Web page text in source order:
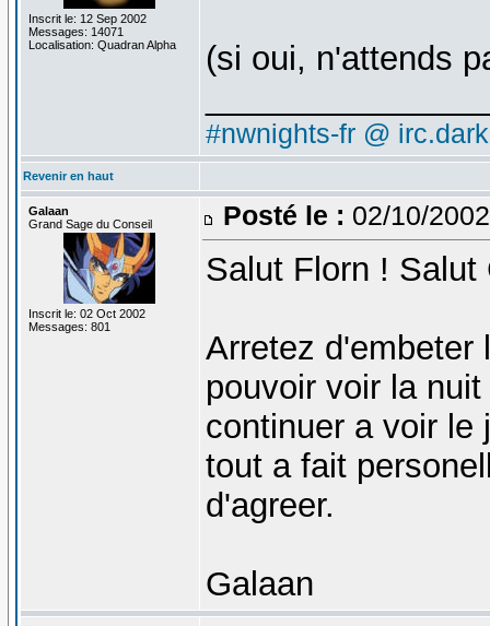
Inscrit le: 12 Sep 2002
Messages: 14071
Localisation: Quadran Alpha
(si oui, n'attends
#nwnights-fr @
Revenir en haut
Galaan
Grand Sage du Conseil
Inscrit le: 02 Oct 2002
Messages: 801
Posté le : 02/10/
Salut Florn ! Salut
Arretez d'embeter
pouvoir voir la
continuer a voir le
tout a fait
d'agreer.
Galaan